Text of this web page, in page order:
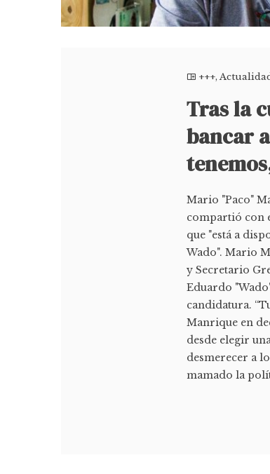
+++,
Tras la
bancar
Mario "Paco"
compartió con
que "está a
Wado". Mario
y Secretario
Eduardo
candidatura.
Manrique en
desde elegir
desmerecer a
mamado la